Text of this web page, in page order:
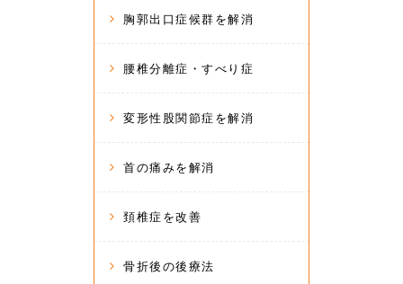
胸郭出口症候群を解消
腰椎分離症・すべり症
変形性股関節症を解消
首の痛みを解消
頚椎症を改善
骨折後の後療法